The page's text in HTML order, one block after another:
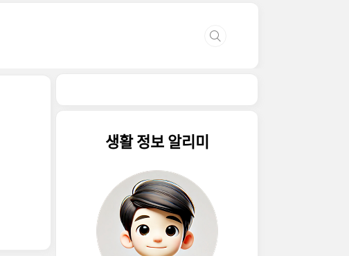
생활 정보 알리미